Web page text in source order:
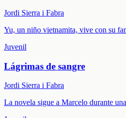
Jordi Sierra i Fabra
Yu, un niño vietnamita, vive con su
Juvenil
Lágrimas de sangre
Jordi Sierra i Fabra
La novela sigue a Marcelo durante